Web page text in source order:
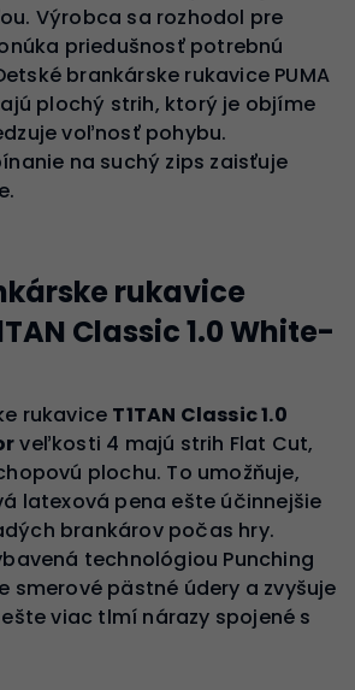
Výrobca sa rozhodol pre
priedušnosť potrebnú
brankárske rukavice PUMA
plochý strih, ktorý je objíme
voľnosť pohybu.
na suchý zips zaisťuje
rukavice
Classic 1.0 White-
rukavice T1TAN Classic 1.0
veľkosti 4 majú strih Flat Cut,
plochu. To umožňuje,
latexová pena ešte účinnejšie
brankárov počas hry.
technológiou Punching
smerové pästné údery a zvyšuje
viac tlmí nárazy spojené s